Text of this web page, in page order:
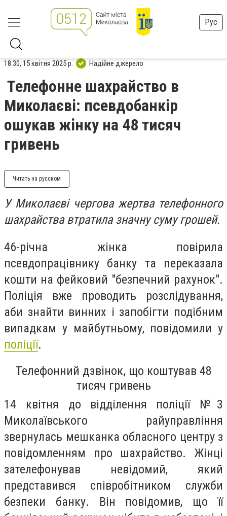
Рус
18:30, 15 квітня 2025 р. Надійне джерело
Телефонне шахрайство в
Миколаєві: псевдобанкір
ошукав жінку на 48 тисяч
гривень
Читать на русском
У Миколаєві чергова жертва телефонного
шахрайства втратила значну суму грошей.
46-річна жінка повірила
псевдопрацівнику банку та переказала
кошти на фейковий "безпечний рахунок".
Поліція вже проводить розслідування,
аби знайти винних і запобігти подібним
випадкам у майбутньому, повідомили у
поліції.
Телефонний дзвінок, що коштував 48
тисяч гривень
14 квітня до відділення поліції №3
Миколаївського райуправління
звернулась мешканка обласного центру з
повідомленням про шахрайство. Жінці
зателефонував невідомий, який
представився співробітником служби
безпеки банку. Він повідомив, що її